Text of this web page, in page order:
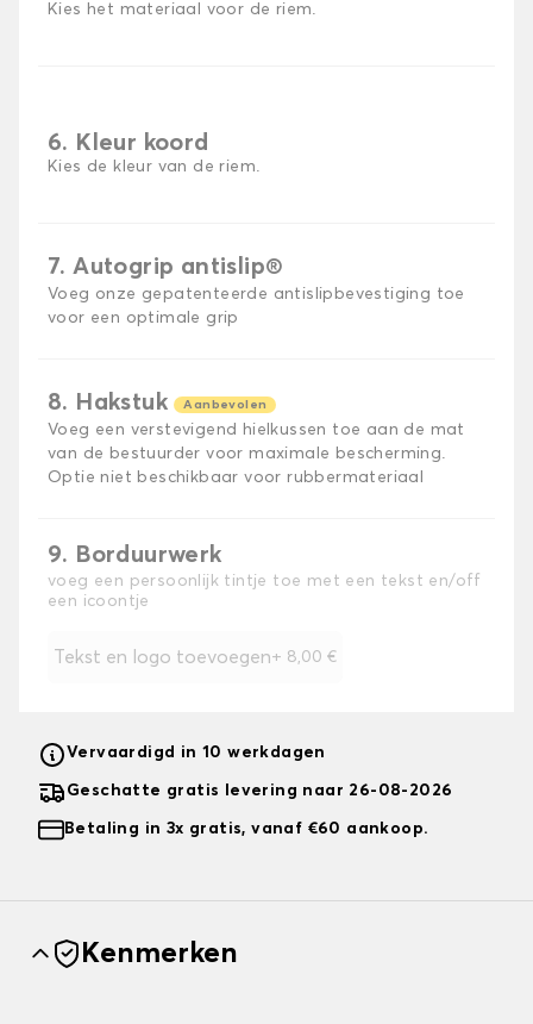
Kies het materiaal voor de riem.
6. Kleur koord
Kies de kleur van de riem.
7. Autogrip antislip®
Voeg onze gepatenteerde antislipbevestiging toe
voor een optimale grip
8. Hakstuk Aanbevolen
Voeg een verstevigend hielkussen toe aan de mat
van de bestuurder voor maximale bescherming.
Optie niet beschikbaar voor rubbermateriaal
9. Borduurwerk
voeg een persoonlijk tintje toe met een tekst en/off
een icoontje
Tekst en logo toevoegen+ 8,00 €
Vervaardigd in 10 werkdagen
Geschatte gratis levering naar 26-08-2026
Betaling in 3x gratis, vanaf €60 aankoop.
Kenmerken